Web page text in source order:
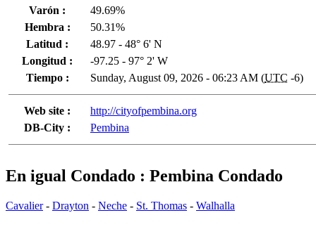
Varón :
49.69%
Hembra :
50.31%
Latitud :
48.97 - 48° 6' N
Longitud :
-97.25 - 97° 2' W
Tiempo :
Sunday, August 09, 2026 - 06:23 AM (UTC -6)
Web site :
http://cityofpembina.org
DB-City :
Pembina
En igual Condado : Pembina Condado
Cavalier- Drayton - Neche - St. Thomas - Walhalla